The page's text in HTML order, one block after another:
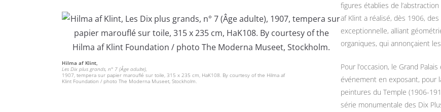
Hilma af Klint,
Les Dix plus grands, n° 7 (Âge adulte),
1907, tempera sur papier marouflé sur toile, 315 x 235 cm, HaK108. By courtesy of the Hilma af
Klint Foundation / photo The Moderna Museet, Stockholm.
figures établies de
af Klint a réalisé, dès 1906,
exceptionnelle, alliant
organiques, qui annonçaient
Pour l’occasion, le Grand
événement en exposant, pour
peintures du Temple (1906-
série monumentale des Dix